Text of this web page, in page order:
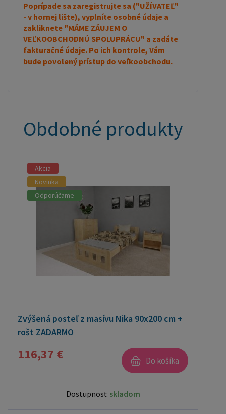
Poprípade sa zaregistrujte sa ("UŽÍVATEĽ"
- v hornej lište), vyplníte osobné údaje a
zakliknete "MÁME ZÁUJEM O
VEĽKOOBCHODNÚ SPOLUPRÁCU" a zadáte
fakturačné údaje. Po ich kontrole, Vám
bude povolený prístup do veľkoobchodu.
Obdobné produkty
Akcia
Novinka
Odporúčame
Zvýšená posteľ z masívu Nika 90x200 cm +
rošt ZADARMO
116,37 € Do košíka
Dostupnosť: skladom